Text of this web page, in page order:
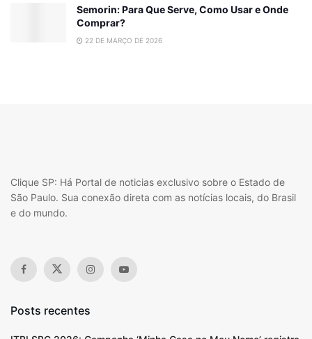
Semorin: Para Que Serve, Como Usar e Onde
Comprar?
22 DE MARÇO DE 2026
Clique SP: Há Portal de noticias exclusivo sobre o Estado de
São Paulo. Sua conexão direta com as notícias locais, do Brasil
e do mundo.
Posts recentes